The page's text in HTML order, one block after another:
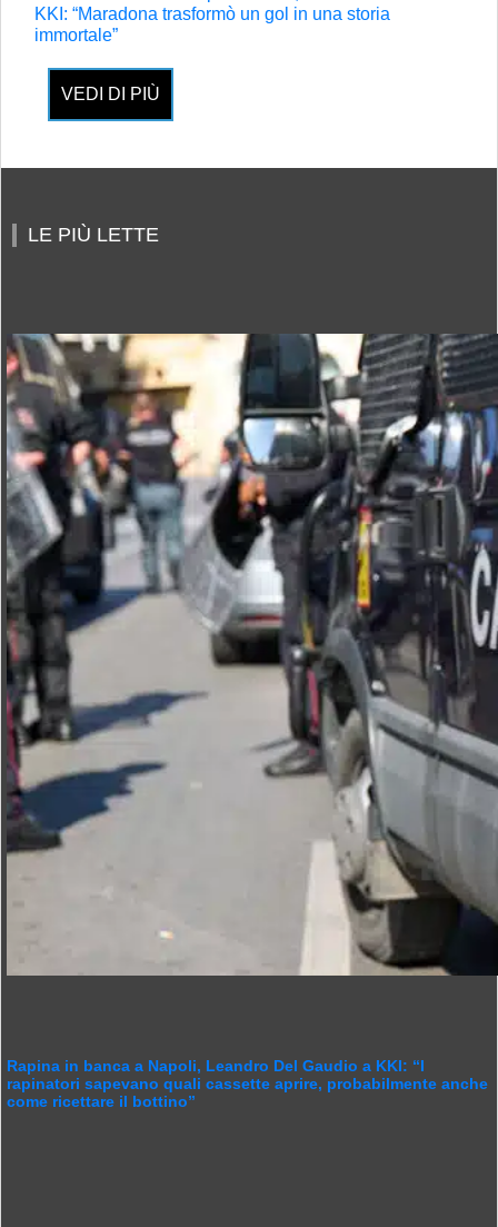
KKI: “Maradona trasformò un gol in una storia
immortale”
VEDI DI PIÙ
LE PIÙ LETTE
Rapina in banca a Napoli, Leandro Del Gaudio a KKI: “I
rapinatori sapevano quali cassette aprire, probabilmente anche
come ricettare il bottino”